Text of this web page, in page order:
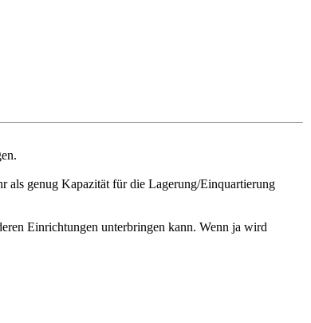
als genug Kapazität für die Lagerung/Einquartierung
Einrichtungen unterbringen kann. Wenn ja wird